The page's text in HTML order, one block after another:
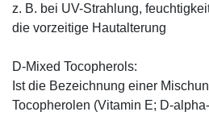
z. B. bei UV-Strahlung,
die vorzeitige Hautalterung
D-Mixed Tocopherols:
Ist die Bezeichnung einer
Tocopherolen (Vitamin E; D-